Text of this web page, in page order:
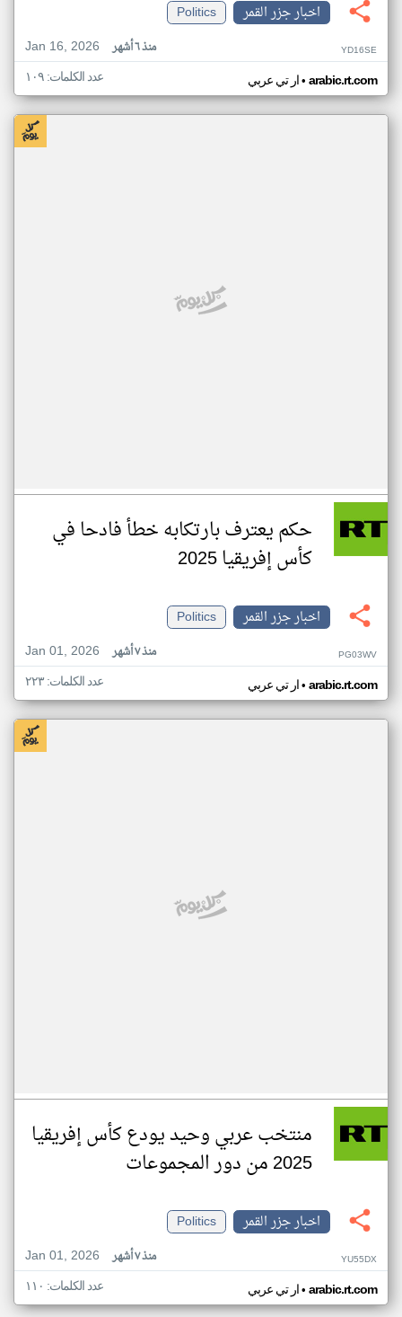
اخبار جزر القمر
Politics
Jan 16, 2026
منذ ٦ أشهر YD16SE
ار تي عربي• arabic.rt.com عدد الكلمات: ١٠٩
حكم يعترف بارتكابه خطأ فادحا في
كأس إفريقيا 2025
اخبار جزر القمر
Politics
Jan 01, 2026
منذ ٧ أشهر PG03WV
ار تي عربي• arabic.rt.com عدد الكلمات: ٢٢٣
منتخب عربي وحيد يودع كأس إفريقيا
2025 من دور المجموعات
اخبار جزر القمر
Politics
Jan 01, 2026
منذ ٧ أشهر YU55DX
ار تي عربي• arabic.rt.com عدد الكلمات: ١١٠